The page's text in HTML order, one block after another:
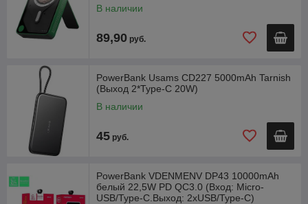
В наличии
89,90 руб.
PowerBank Usams CD227 5000mAh Tarnish
(Выход 2*Type-C 20W)
В наличии
45 руб.
PowerBank VDENMENV DP43 10000mAh
белый 22,5W PD QC3.0 (Вход: Micro-
USB/Type-C.Выход: 2xUSB/Type-C)